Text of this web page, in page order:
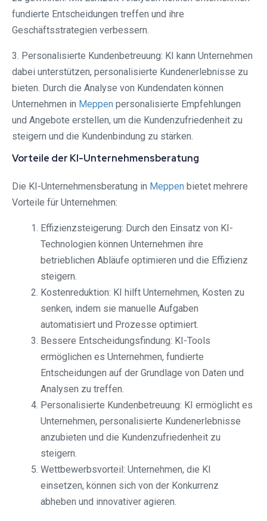
fundierte Entscheidungen treffen und ihre
Geschäftsstrategien verbessern.
3. Personalisierte Kundenbetreuung: KI kann Unternehmen
dabei unterstützen, personalisierte Kundenerlebnisse zu
bieten. Durch die Analyse von Kundendaten können
Unternehmen in Meppen personalisierte Empfehlungen
und Angebote erstellen, um die Kundenzufriedenheit zu
steigern und die Kundenbindung zu stärken.
Vorteile der KI-Unternehmensberatung
Die KI-Unternehmensberatung in Meppen bietet mehrere
Vorteile für Unternehmen:
Effizienzsteigerung: Durch den Einsatz von KI-
Technologien können Unternehmen ihre
betrieblichen Abläufe optimieren und die Effizienz
steigern.
Kostenreduktion: KI hilft Unternehmen, Kosten zu
senken, indem sie manuelle Aufgaben
automatisiert und Prozesse optimiert.
Bessere Entscheidungsfindung: KI-Tools
ermöglichen es Unternehmen, fundierte
Entscheidungen auf der Grundlage von Daten und
Analysen zu treffen.
Personalisierte Kundenbetreuung: KI ermöglicht es
Unternehmen, personalisierte Kundenerlebnisse
anzubieten und die Kundenzufriedenheit zu
steigern.
Wettbewerbsvorteil: Unternehmen, die KI
einsetzen, können sich von der Konkurrenz
abheben und innovativer agieren.